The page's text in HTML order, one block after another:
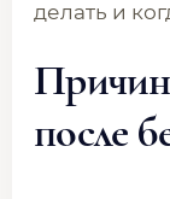
делать и
после